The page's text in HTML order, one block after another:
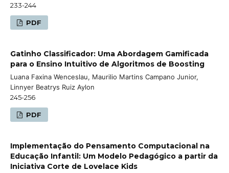
233-244
PDF
Gatinho Classificador: Uma Abordagem Gamificada
para o Ensino Intuitivo de Algoritmos de Boosting
Luana Faxina Wenceslau, Maurilio Martins Campano Junior,
Linnyer Beatrys Ruiz Aylon
245-256
PDF
Implementação do Pensamento Computacional na
Educação Infantil: Um Modelo Pedagógico a partir da
Iniciativa Corte de Lovelace Kids